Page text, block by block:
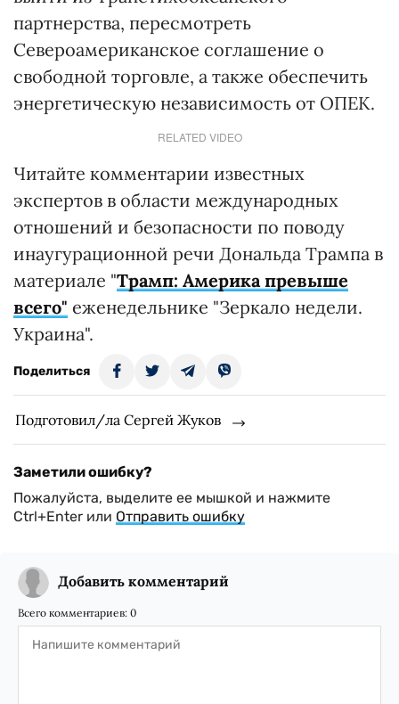
партнерства, пересмотреть
Североамериканское соглашение о
свободной торговле, а также обеспечить
энергетическую независимость от ОПЕК.
RELATED VIDEO
Читайте комментарии известных
экспертов в области международных
отношений и безопасности по поводу
инаугурационной речи Дональда Трампа в
материале "Трамп: Америка превыше
всего" еженедельнике "Зеркало недели.
Украина".
Поделиться
Подготовил/ла Сергей Жуков
Заметили ошибку?
Пожалуйста, выделите ее мышкой и нажмите
Ctrl+Enter или Отправить ошибку
Добавить комментарий
Всего комментариев: 0